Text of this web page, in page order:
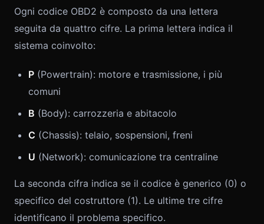
Ogni codice OBD2 è composto da una lettera
seguita da quattro cifre. La prima lettera indica il
sistema coinvolto:
P (Powertrain): motore e trasmissione, i più
comuni
B (Body): carrozzeria e abitacolo
C (Chassis): telaio, sospensioni, freni
U (Network): comunicazione tra centraline
La seconda cifra indica se il codice è generico (0) o
specifico del costruttore (1). Le ultime tre cifre
identificano il problema specifico.